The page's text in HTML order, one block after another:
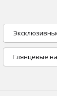
Глянцевые